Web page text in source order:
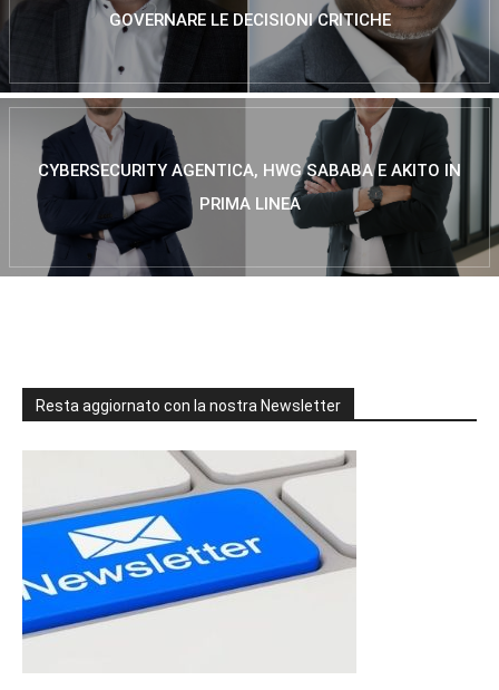
GOVERNARE LE DECISIONI CRITICHE
CYBERSECURITY AGENTICA, HWG SABABA E AKITO IN
PRIMA LINEA
Resta aggiornato con la nostra Newsletter